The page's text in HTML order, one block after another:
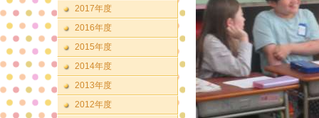
2017年度
2016年度
2015年度
2014年度
2013年度
2012年度